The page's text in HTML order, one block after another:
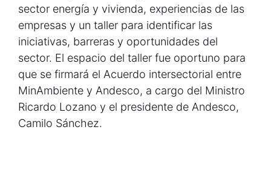
sector energía y vivienda, experiencias de las
empresas y un taller para identificar las
iniciativas, barreras y oportunidades del
sector. El espacio del taller fue oportuno para
que se firmará el Acuerdo intersectorial entre
MinAmbiente y Andesco, a cargo del Ministro
Ricardo Lozano y el presidente de Andesco,
Camilo Sánchez.